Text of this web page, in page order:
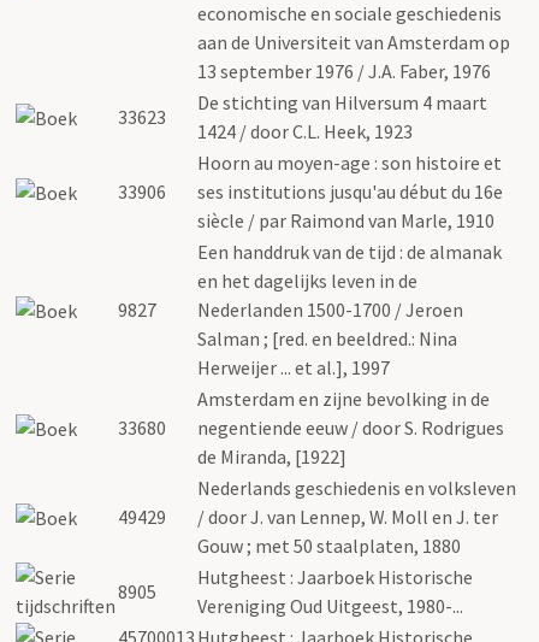
economische en sociale geschiedenis
aan de Universiteit van Amsterdam op
13 september 1976 / J.A. Faber, 1976
33623
De stichting van Hilversum 4 maart
1424 / door C.L. Heek, 1923
33906
Hoorn au moyen-age : son histoire et
ses institutions jusqu'au début du 16e
siècle / par Raimond van Marle, 1910
9827
Een handdruk van de tijd : de almanak
en het dagelijks leven in de
Nederlanden 1500-1700 / Jeroen
Salman ; [red. en beeldred.: Nina
Herweijer ... et al.], 1997
33680
Amsterdam en zijne bevolking in de
negentiende eeuw / door S. Rodrigues
de Miranda, [1922]
49429
Nederlands geschiedenis en volksleven
/ door J. van Lennep, W. Moll en J. ter
Gouw ; met 50 staalplaten, 1880
8905
Hutgheest : Jaarboek Historische
Vereniging Oud Uitgeest, 1980-...
45700013 Hutgheest : Jaarboek Historische